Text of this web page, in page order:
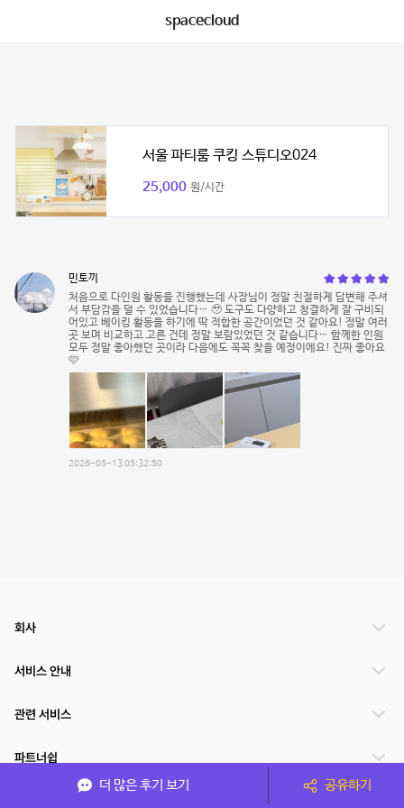
spacecloud
서울 파티룸 쿠킹 스튜디오024
25,000 원/시간
민토끼
처음으로 다인원 활동을 진행했는데 사장님이 정말 친절하게 답변해 주셔
서 부담감을 덜 수 있었습니다… 🥹 도구도 다양하고 청결하게 잘 구비되
어있고 베이킹 활동을 하기에 딱 적합한 공간이었던 것 같아요! 정말 여러
곳 보며 비교하고 고른 건데 정말 보람있었던 것 같습니다… 함께한 인원
모두 정말 좋아했던 곳이라 다음에도 꼭꼭 찾을 예정이에요! 진짜 좋아요
🩷
2026-05-13 05:32:50
더 많은 후기 보기 공유하기
회사
서비스 안내
관련 서비스
파트너쉽